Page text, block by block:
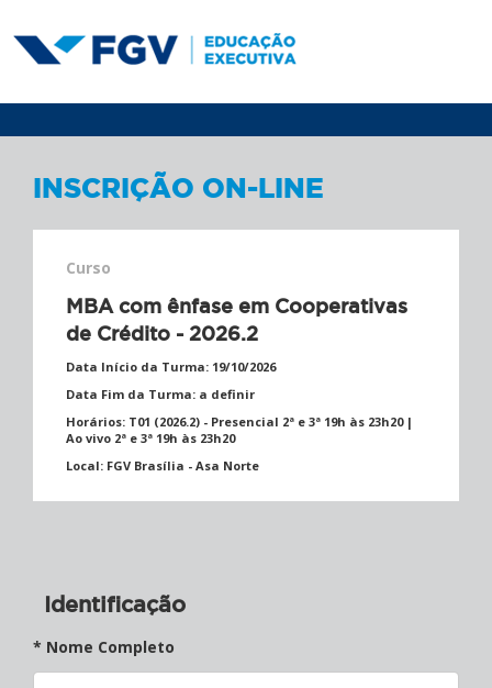
INSCRIÇÃO ON-LINE
Curso
MBA com ênfase em Cooperativas
de Crédito - 2026.2
Data Início da Turma: 19/10/2026
Data Fim da Turma: a definir
Horários: T01 (2026.2) - Presencial 2ª e 3ª 19h às 23h20 |
Ao vivo 2ª e 3ª 19h às 23h20
Local: FGV Brasília - Asa Norte
Identificação
* Nome Completo